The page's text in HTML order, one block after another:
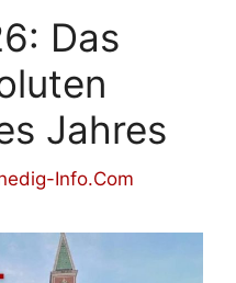
Das
Jahres
Info.Com